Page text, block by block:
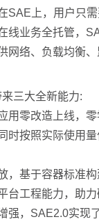
SAE上，用户只
线业务全托管，
网络、负载均衡、
三大全新能力:
用零改造上线，
时按照实际使用
，基于容器标准
台工程能力，助
强，SAE2.0实现